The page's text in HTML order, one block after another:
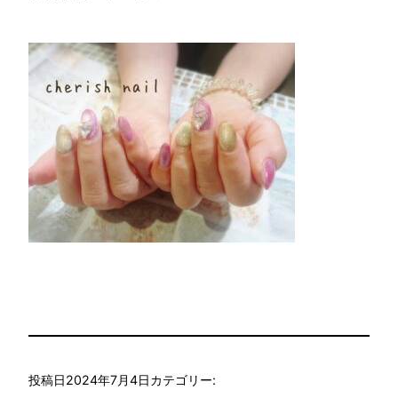
投稿日2024年7月4日カテゴリー: